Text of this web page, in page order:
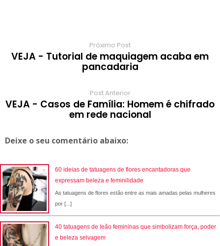
Próximo Post
VEJA - Tutorial de maquiagem acaba em
pancadaria
Post Anterior
VEJA - Casos de Família: Homem é chifrado
em rede nacional
Deixe o seu comentário abaixo:
60 ideias de tatuagens de flores encantadoras que
expressam beleza e feminilidade
As tatuagens de flores estão entre as mais amadas pelas mulheres
por [...]
40 tatuagens de leão femininas que simbolizam força, poder
e beleza selvagem